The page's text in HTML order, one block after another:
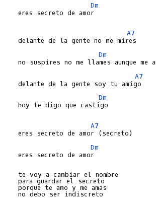
Dm
   eres secreto de amor
A7
Dm
A7
Dm
   hoy te digo que castigo
A7
Dm
   eres secreto de amor
   te voy a cambiar el nombre
   para guardar el secreto
   porque te amo y me amas
   no debo ser indiscreto